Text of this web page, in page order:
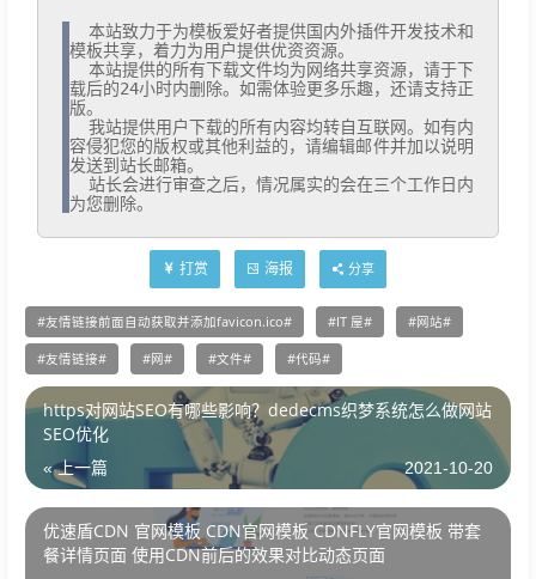
模板共享，着力为用户提供优资资源。
载后的24小时内删除。如需体验更多乐趣，还请支持正
版。
容侵犯您的版权或其他利益的，请编辑邮件并加以说明
发送到站长邮箱。
为您删除。
打赏 海报 分享
友情链接前面自动获取并添加favicon.ico IT 屋 网站
友情链接 网 文件 代码
https对网站SEO有哪些影响？dedecms织梦系统怎么做网站
SEO优化
« 上一篇 2021-10-20
优速盾CDN 官网模板 CDN官网模板 CDNFLY官网模板 带套
餐详情页面 使用CDN前后的效果对比动态页面